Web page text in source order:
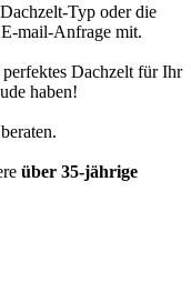
Typ oder die
mail-Anfrage mit.
Dachzelt für Ihr
haben!
über 35-jährige